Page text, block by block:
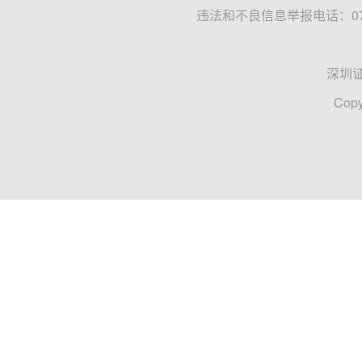
违法和不良信息举报电话：
深圳